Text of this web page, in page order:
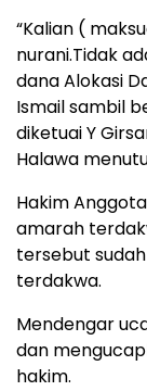
“Kalian (
nurani.Tidak
dana Alokasi
Ismail sambil
diketuai Y
Halawa
Hakim
amarah
tersebut
terdakwa.
Mendengar
dan
hakim.